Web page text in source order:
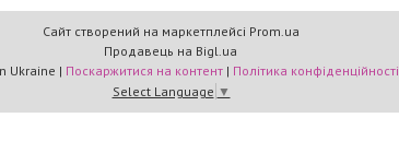
Сайт створений на маркетплейсі Prom.ua
Продавець на Bigl.ua
Dermapen Ukraine | Поскаржитися на контент | Політика конфіденційності
Select Language ▼